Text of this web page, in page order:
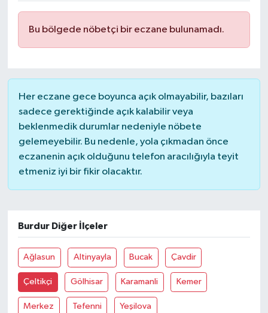
Bu bölgede nöbetçi bir eczane bulunamadı.
Her eczane gece boyunca açık olmayabilir, bazıları
sadece gerektiğinde açık kalabilir veya
beklenmedik durumlar nedeniyle nöbete
gelemeyebilir. Bu nedenle, yola çıkmadan önce
eczanenin açık olduğunu telefon aracılığıyla teyit
etmeniz iyi bir fikir olacaktır.
Burdur Diğer İlçeler
Ağlasun Altinyayla Bucak Çavdir
Çeltikçi Gölhisar Karamanli Kemer
Merkez Tefenni Yeşilova
Genel
Gündem
Haberde İnsan
Kültür Sanat
Magazin
Sağlık
Son Dakika
Yaşam